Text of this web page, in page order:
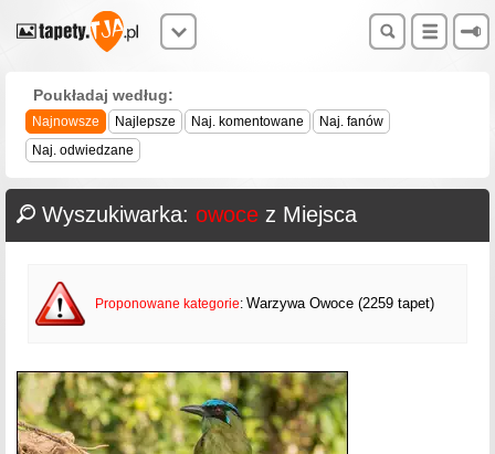
Poukładaj według:
Najnowsze Najlepsze Naj. komentowane
Naj. fanów
Naj. odwiedzane
Wyszukiwarka: owoce z Miejsca
Proponowane kategorie: Warzywa Owoce (2259 tapet)